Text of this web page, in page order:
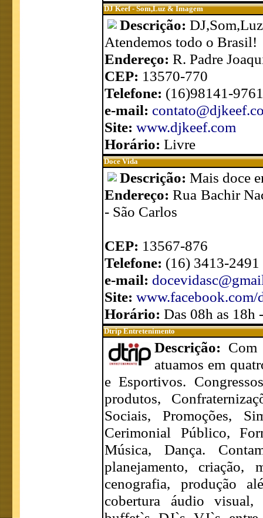
DJ Keef - Som,Luz & Imagem
Descrição:
Atendemos todo o Brasil!
Endereço: R. Padre
CEP: 13570-770
Telefone: (16)98141-9761
e-mail:
Site: www.djkeef.com
Horário: Livre
Doce Vida
Descrição: Mais doce
Endereço:Rua Bachir
- São Carlos
CEP: 13567-876
Telefone: (16) 3413-
e-mail:
Site: www.facebook.com/
Horário: Das 08h as 18h
Dtrip Entretenimento
Descrição: Com
atuamos em
e Esportivos.
produtos,
Sociais, Promoções,
Cerimonial Público,
Música, Dança.
planejamento, criação,
cenografia, produção
cobertura áudio visual,